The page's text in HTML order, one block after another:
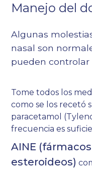
Manejo del
Algunas
nasal son
pueden controlar
Tome todos los
como se los recetó
paracetamol
frecuencia es
AINE
esteroideos)